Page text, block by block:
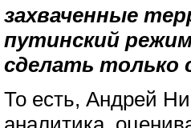
захваченные
путинский
сделать
То есть, Андрей